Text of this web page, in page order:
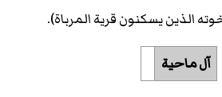
الذين يسكنون قرية المرباة).
آل ماحية